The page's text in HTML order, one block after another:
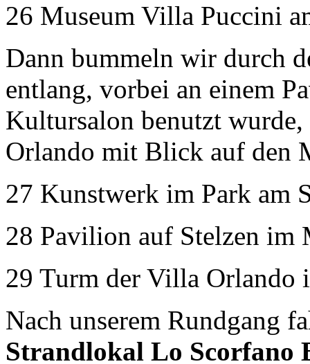
26 Museum Villa Puccini
Dann bummeln wir durch
entlang, vorbei an einem
Kultursalon benutzt
Orlando mit Blick auf den
27 Kunstwerk im Park am
28 Pavilion auf Stelzen im
29 Turm der Villa Orlando
Nach unserem Rundgang
Strandlokal Lo Scorfano